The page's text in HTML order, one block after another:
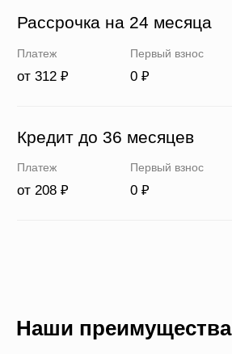
Наши преимущества